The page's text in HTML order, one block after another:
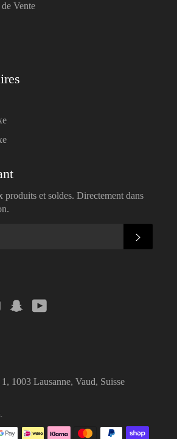
Vente
produits et soldes. Directement dans
InstagramSnapchat
1003 Lausanne, Vaud, Suisse